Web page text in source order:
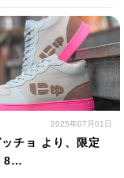
2025年07月01日
チョ より、限定
8…